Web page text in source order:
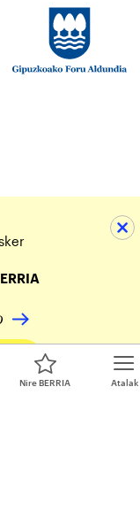
Atalak
Nire BERRIA